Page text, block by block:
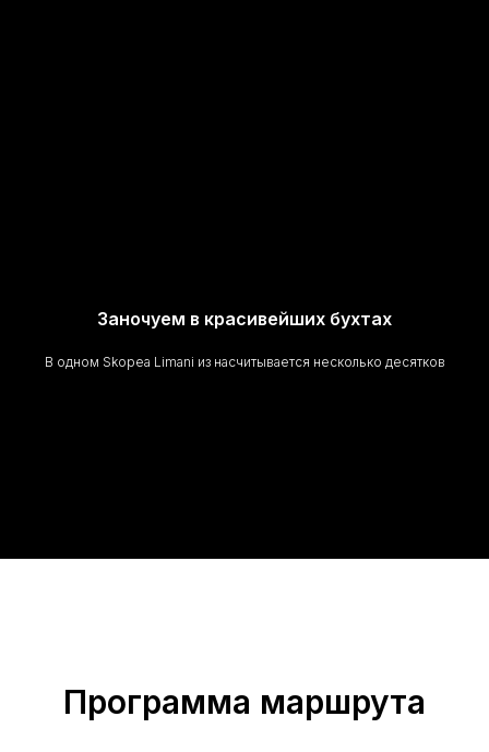
Заночуем в красивейших бухтах
В одном Skopea Limani из насчитывается несколько десятков
Программа маршрута